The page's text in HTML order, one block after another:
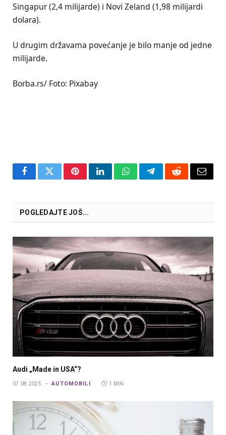
Singapur (2,4 milijarde) i Novi Zeland (1,98 milijardi
dolara).
U drugim državama povećanje je bilo manje od jedne
milijarde.
Borba.rs/ Foto: Pixabay
FacebookTwitterPinterestLinkedInWhatsAppTelegramRedditEmail
POGLEDAJTE JOŠ...
Audi „Made in USA“?
07.08.2025. AUTOMOBILI 1 MIN.